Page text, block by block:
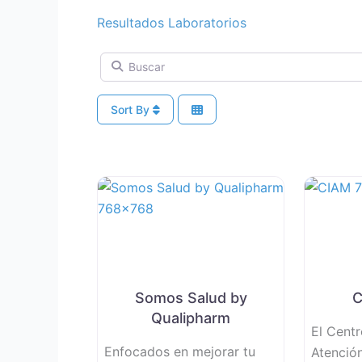
Resultados Laboratorios
Buscar
Sort By
Somos Salud by
Qualipharm
Enfocados en mejorar tu
El